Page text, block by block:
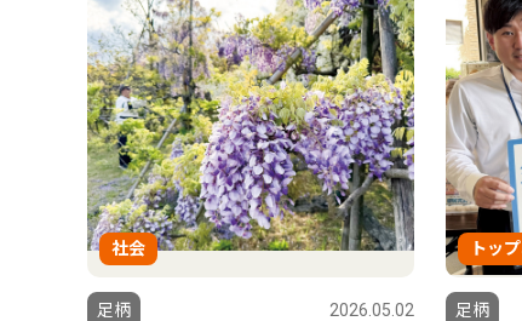
社会
足柄 2026.05.02
トッ
足柄